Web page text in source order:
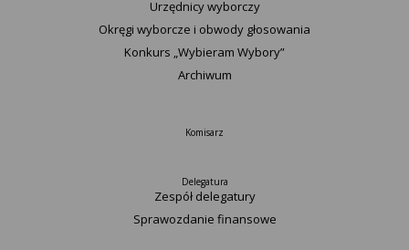
Urzędnicy wyborczy
Okręgi wyborcze i obwody głosowania
Konkurs „Wybieram Wybory”
Archiwum
Komisarz
Delegatura
Zespół delegatury
Sprawozdanie finansowe